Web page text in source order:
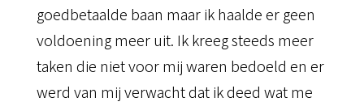
goedbetaalde baan maar ik haalde er geen
voldoening meer uit. Ik kreeg steeds meer
taken die niet voor mij waren bedoeld en er
werd van mij verwacht dat ik deed wat me